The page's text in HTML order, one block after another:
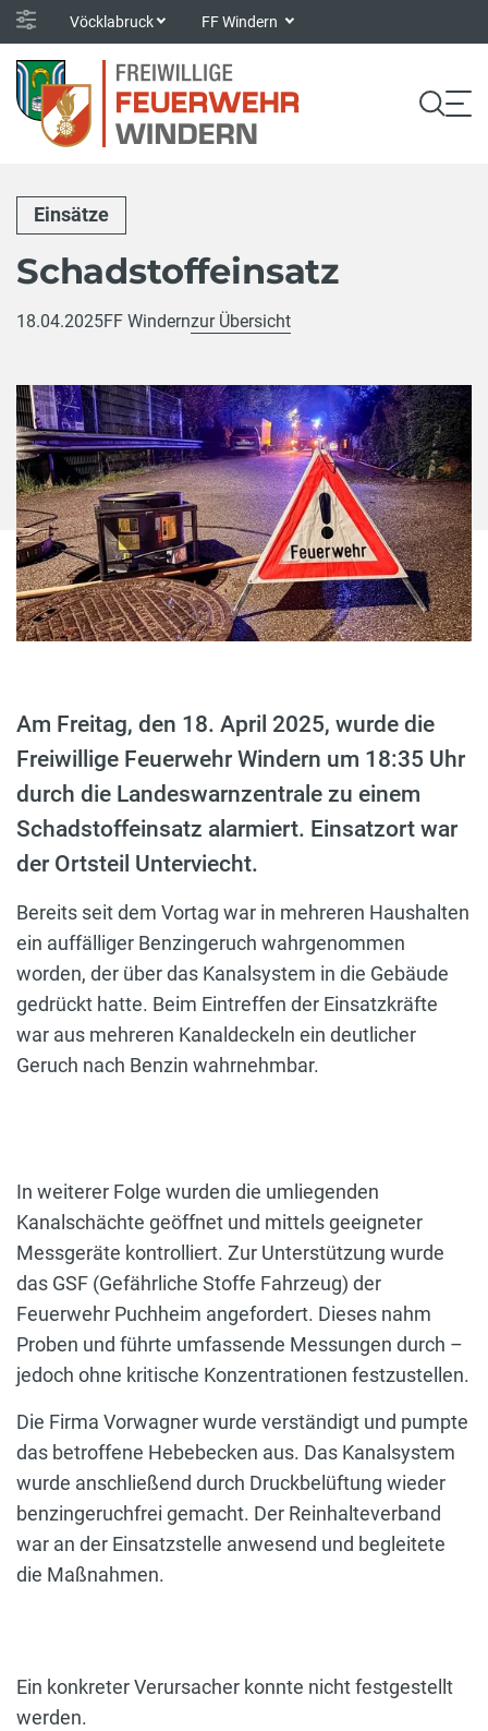
Vöcklabruck FF Windern
Einsätze
Schadstoffeinsatz
18.04.2025FF Windernzur Übersicht
Am Freitag, den 18. April 2025, wurde die
Freiwillige Feuerwehr Windern um 18:35 Uhr
durch die Landeswarnzentrale zu einem
Schadstoffeinsatz alarmiert. Einsatzort war
der Ortsteil Unterviecht.
Bereits seit dem Vortag war in mehreren Haushalten
ein auffälliger Benzingeruch wahrgenommen
worden, der über das Kanalsystem in die Gebäude
gedrückt hatte. Beim Eintreffen der Einsatzkräfte
war aus mehreren Kanaldeckeln ein deutlicher
Geruch nach Benzin wahrnehmbar.
In weiterer Folge wurden die umliegenden
Kanalschächte geöffnet und mittels geeigneter
Messgeräte kontrolliert. Zur Unterstützung wurde
das GSF (Gefährliche Stoffe Fahrzeug) der
Feuerwehr Puchheim angefordert. Dieses nahm
Proben und führte umfassende Messungen durch –
jedoch ohne kritische Konzentrationen festzustellen.
Die Firma Vorwagner wurde verständigt und pumpte
das betroffene Hebebecken aus. Das Kanalsystem
wurde anschließend durch Druckbelüftung wieder
benzingeruchfrei gemacht. Der Reinhalteverband
war an der Einsatzstelle anwesend und begleitete
die Maßnahmen.
Ein konkreter Verursacher konnte nicht festgestellt
werden.